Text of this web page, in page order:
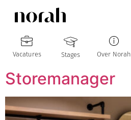
Vacatures Stages Over Norah
Storemanager